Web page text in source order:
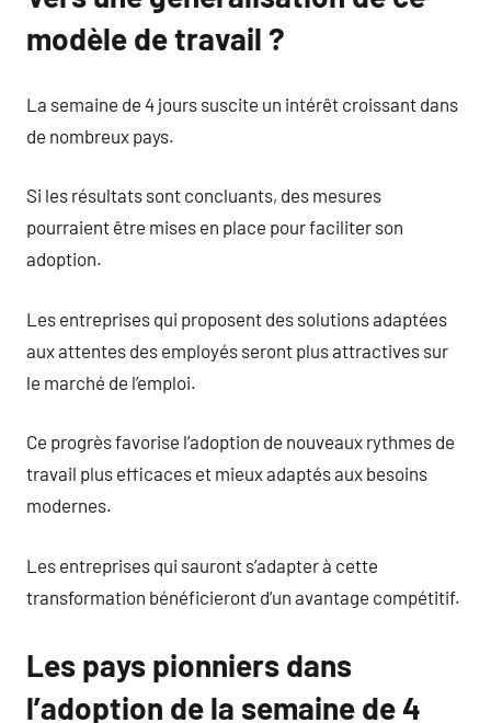
modèle de travail ?
La semaine de 4 jours suscite un intérêt croissant dans
de nombreux pays.
Si les résultats sont concluants, des mesures
pourraient être mises en place pour faciliter son
adoption.
Les entreprises qui proposent des solutions adaptées
aux attentes des employés seront plus attractives sur
le marché de l’emploi.
Ce progrès favorise l’adoption de nouveaux rythmes de
travail plus efficaces et mieux adaptés aux besoins
modernes.
Les entreprises qui sauront s’adapter à cette
transformation bénéficieront d’un avantage compétitif.
Les pays pionniers dans
l’adoption de la semaine de 4